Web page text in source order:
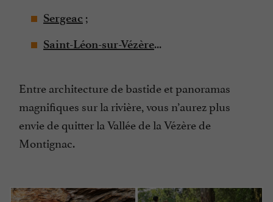
Sergeac ;
Saint-Léon-sur-Vézère...
Entre architecture de bastide et panoramas
magnifiques sur la rivière, vous n’aurez plus
envie de quitter la Vallée de la Vézère de
Montignac.